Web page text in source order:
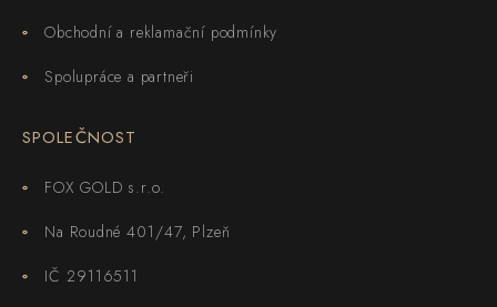
Obchodní a reklamační podmínky
Spolupráce a partneři
SPOLEČNOST
FOX GOLD s.r.o.
Na Roudné 401/47, Plzeň
IČ 29116511